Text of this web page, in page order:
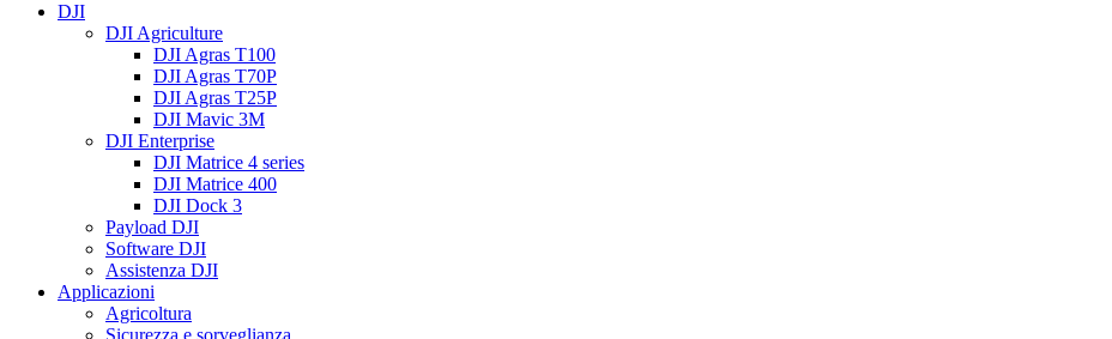
DJI
DJI Agriculture
DJI Agras T100
DJI Agras T70P
DJI Agras T25P
DJI Mavic 3M
DJI Enterprise
DJI Matrice 4 series
DJI Matrice 400
DJI Dock 3
Payload DJI
Software DJI
Assistenza DJI
Applicazioni
Agricoltura
Sicurezza e sorveglianza